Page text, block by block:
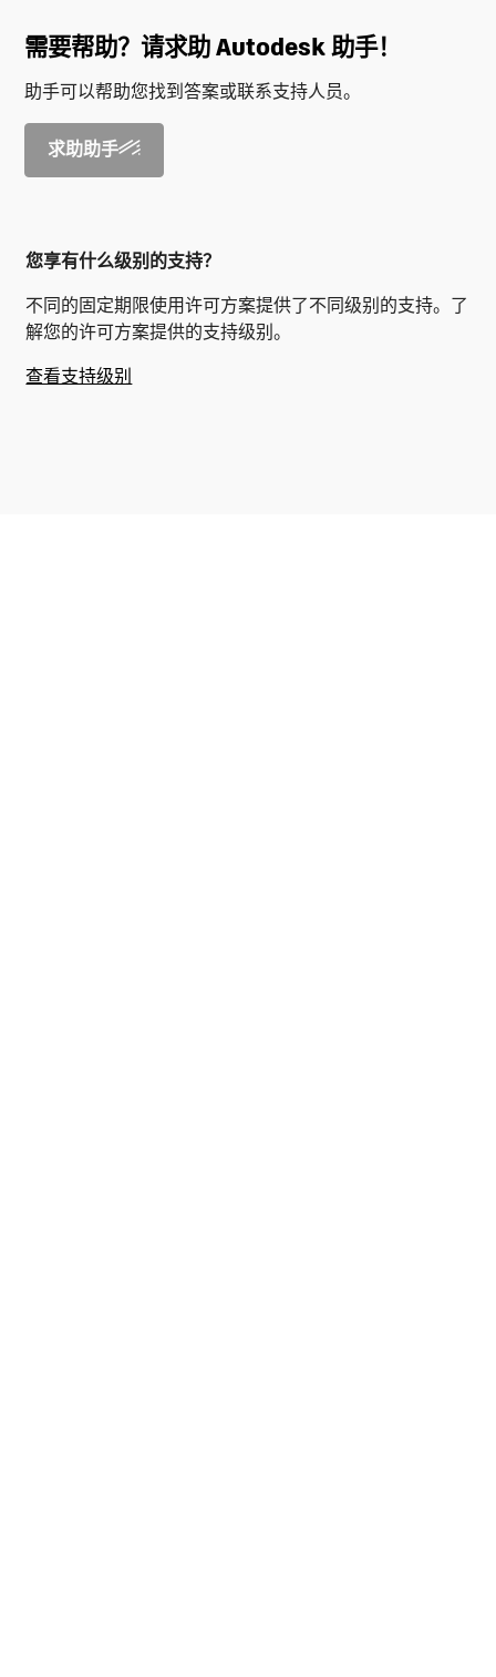
需要帮助？请求助 Autodesk 助手！
助手可以帮助您找到答案或联系支持人员。
求助助手
您享有什么级别的支持？
不同的固定期限使用许可方案提供了不同级别的支持。了
解您的许可方案提供的支持级别。
查看支持级别